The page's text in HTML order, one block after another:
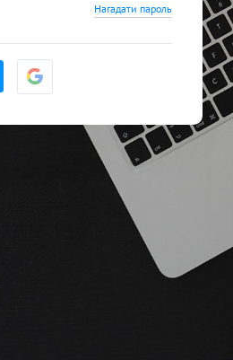
Нагадати пароль